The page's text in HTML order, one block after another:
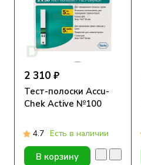
2 310 ₽
Тест-полоски Accu-
Chek Active №100
4.7 Есть в наличии
В корзину